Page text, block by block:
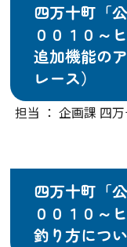
四万十町「
００１０～
追加機能の
レース）
担当 ： 企画課 四
四万十町「
００１０～
釣り方につ